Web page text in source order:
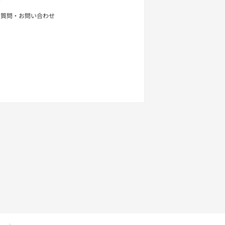
問・お問い合わせ